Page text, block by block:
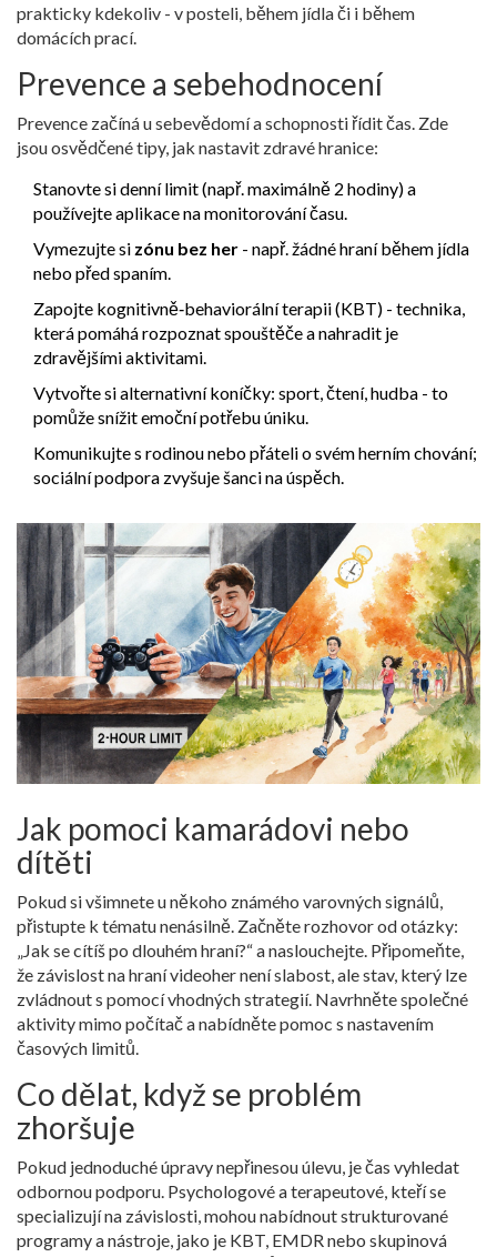
prakticky kdekoliv - v posteli, během jídla či i během
domácích prací.
Prevence a sebehodnocení
Prevence začíná u sebevědomí a schopnosti řídit čas. Zde
jsou osvědčené tipy, jak nastavit zdravé hranice:
Stanovte si denní limit (např. maximálně 2 hodiny) a
používejte aplikace na monitorování času.
Vymezujte si zónu bez her - např. žádné hraní během jídla
nebo před spaním.
Zapojte kognitivně‑behaviorální terapii(KBT) - technika,
která pomáhá rozpoznat spouštěče a nahradit je
zdravějšími aktivitami.
Vytvořte si alternativní koníčky: sport, čtení, hudba - to
pomůže snížit emoční potřebu úniku.
Komunikujte s rodinou nebo přáteli o svém herním chování;
sociální podpora zvyšuje šanci na úspěch.
Jak pomoci kamarádovi nebo
dítěti
Pokud si všimnete u někoho známého varovných signálů,
přistupte k tématu nenásilně. Začněte rozhovor od otázky:
„Jak se cítíš po dlouhém hraní?“ a naslouchejte. Připomeňte,
že závislost na hraní videohernení slabost, ale stav, který lze
zvládnout s pomocí vhodných strategií. Navrhněte společné
aktivity mimo počítač a nabídněte pomoc s nastavením
časových limitů.
Co dělat, když se problém
zhoršuje
Pokud jednoduché úpravy nepřinesou úlevu, je čas vyhledat
odbornou podporu. Psychologové a terapeutové, kteří se
specializují na závislosti, mohou nabídnout strukturované
programy a nástroje, jako je KBT, EMDR nebo skupinová